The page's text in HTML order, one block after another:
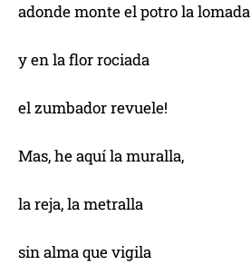
adonde monte el potro la lomada
y en la flor rociada
el zumbador revuele!
Mas, he aquí la muralla,
la reja, la metralla
sin alma que vigila